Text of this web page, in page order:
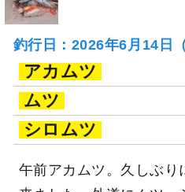
釣行日：2026年6月14日
アカムツ
ムツ
シロムツ
午前アカムツ。久しぶり